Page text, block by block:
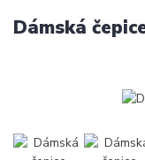
Dámská